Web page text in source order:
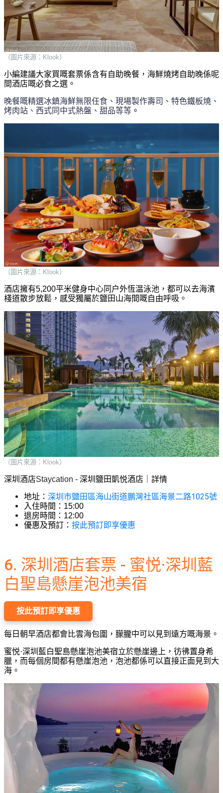
（圖片來源：Klook）
小編建議大家買嘅套票係含有自助晚餐，海鮮燒烤自助晚係呢
間酒店嘅必食之選。
晚餐嘅精選冰鎮海鮮無限任食、現場製作壽司、特色鐵板燒、
烤肉站、西式同中式熱盤、甜品等等 。
（圖片來源：Klook）
酒店擁有5,200平米健身中心同户外恆温泳池，都可以去海濱
棧道散步放鬆，感受獨屬於鹽田山海間嘅自由呼吸。
（圖片來源：Klook）
深圳酒店Staycation - 深圳鹽田凱悦酒店｜詳情
地址： 深圳市鹽田區海山街道鵬灣社區海景二路1025號
入住時間：15:00
退房時間：12:00
優惠及預訂： 按此預訂即享優惠
6. 深圳酒店套票 - 蜜悦·深圳藍
白聖島懸崖泡池美宿
按此預訂即享優惠
每日朝早酒店都會比雲海包圍，朦朧中可以見到遠方嘅海景。
蜜悦·深圳藍白聖島懸崖泡池美宿立於懸崖邊上，彷彿置身希
臘，而每個房間都有懸崖泡池，泡池都係可以直接正面見到大
海。